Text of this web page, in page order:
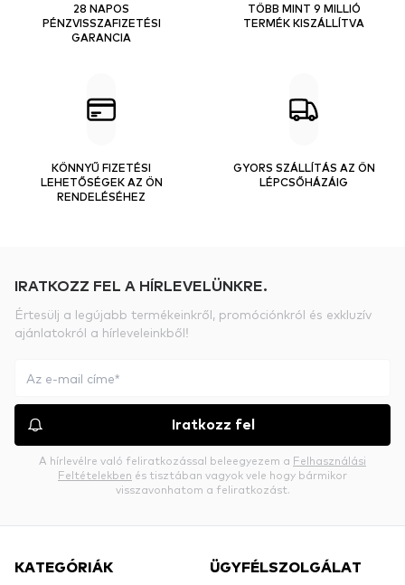
28 NAPOS
PÉNZVISSZAFIZETÉSI
GARANCIA
TÖBB MINT 9 MILLIÓ
TERMÉK KISZÁLLÍTVA
KÖNNYŰ FIZETÉSI
LEHETŐSÉGEK AZ ÖN
RENDELÉSÉHEZ
GYORS SZÁLLÍTÁS AZ ÖN
LÉPCSŐHÁZÁIG
IRATKOZZ FEL A HÍRLEVELÜNKRE.
Értesülj a legújabb termékeinkről, promóciónkról és exkluzív
ajánlatokról a hírleveleinkből!
Iratkozz fel
A hírlevélre való feliratkozással beleegyezem a Felhasználási
Feltételekben és tisztában vagyok vele hogy bármikor
visszavonhatom a feliratkozást.
KATEGÓRIÁK ÜGYFÉLSZOLGÁLAT